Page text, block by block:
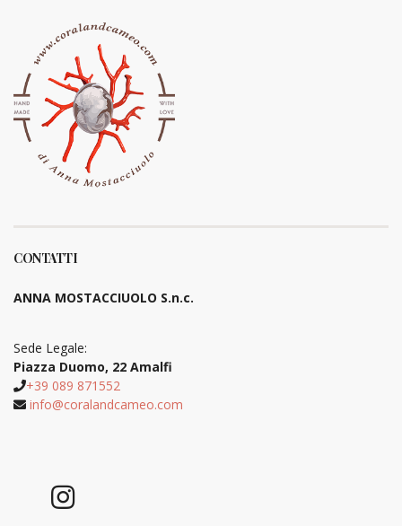
CONTATTI
ANNA MOSTACCIUOLO S.n.c.
Sede Legale:
Piazza Duomo, 22 Amalfi
+39 089 871552
info@coralandcameo.com